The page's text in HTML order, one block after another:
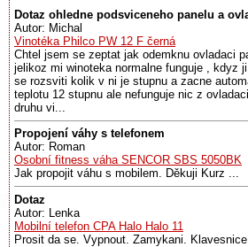
Dotaz ohledne podsviceneho panelu a
Autor: Michal
Vinotéka Philco PW 12 F černá
Chtel jsem se zeptat jak odemknu ovladaci
jelikoz mi winoteka normalne funguje , kdyz
se rozsviti kolik v ni je stupnu a zacne
teplotu 12 stupnu ale nefunguje nic z
druhu vi...
Propojení váhy s telefonem
Autor: Roman
Osobní fitness váha SENCOR SBS 5050BK
Jak propojit váhu s mobilem. Děkuji Kurz ...
Dotaz
Autor: Lenka
Mobilní telefon CPA Halo Halo 11
Prosit da se. Vypnout. Zamykani.